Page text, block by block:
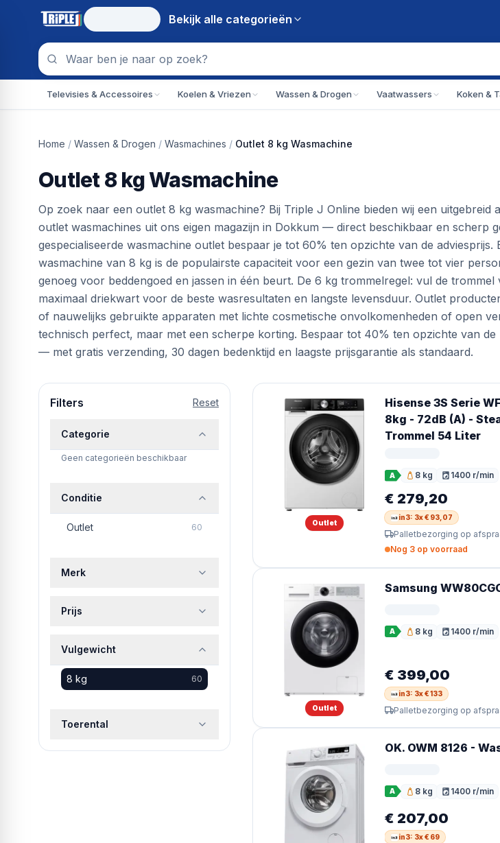
Bekijk alle categorieën
Televisies & Accessoires Koelen & Vriezen Wassen & Drogen Vaatwassers Koken &
Home / Wassen & Drogen / Wasmachines / Outlet 8 kg Wasmachine
Outlet 8 kg Wasmachine
Op zoek naar een outlet 8 kg wasmachine? Bij Triple J Online bieden wij een uitgebreid
outlet wasmachines uit ons eigen magazijn in Dokkum — direct beschikbaar en scherp
gespecialiseerde wasmachine outlet bespaar je tot 60% ten opzichte van de adviesprijs.
wasmachine van 8 kg is de populairste capaciteit voor een gezin van twee tot vier
genoeg voor beddengoed en jassen in één beurt. De 6 kg trommelregel: vul de trommel
maximaal driekwart voor de beste wasresultaten en langste levensduur. Outlet
of nauwelijks gebruikte apparaten met lichte cosmetische onvolkomenheden of open
technisch perfect, maar met een scherpe korting. Bespaar tot 40% ten opzichte van de
— met gratis verzending, 30 dagen bedenktijd en laagste prijsgarantie als standaard.
Filters Reset
Categorie
Geen categorieën beschikbaar
Conditie
Outlet 60
Merk
Prijs
Vulgewicht
8 kg 60
Toerental
Outlet
Hisense 3S Serie
8kg - 72dB (A) -
Trommel 54 Liter
A 8 kg
Vulgewicht 1400 r/min
Toerental
€ 279,20
in3: 3x € 93,07
Palletbezorging op
Nog 3 op voorraad
Outlet
Samsung
A 8 kg
Vulgewicht 1400 r/min
Toerental
€ 399,00
in3: 3x € 133
Palletbezorging op
OK. OWM 8126 -
A 8 kg
Vulgewicht 1400 r/min
Toerental
€ 207,00
in3: 3x € 69